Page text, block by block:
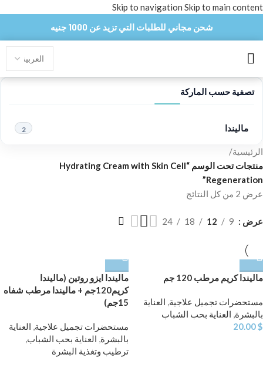
Skip to navigation Skip to main content
شحن مجاني للطلبات التي تزيد عن 1000 جنيه
تصفية حسب الماركة
ماليندا 2
الرئيسية/
منتجات تحت الوسم “Hydrating Cream with Skin Cell
Regeneration”
عرض ⁦2⁩ من كل النتائج
عرض 9
12
18
24
ماليندا كريم مرطب 120 جم
مستحضرات تجميل علاجية, العناية
بالبشرة, العناية بحب الشباب
20.00$
ماليندا ايزو روتين (ماليندا
كريم120جم + ماليندا مرطب شفاه
15جم)
مستحضرات تجميل علاجية, العناية
بالبشرة, العناية بحب الشباب,
ترطيب وتغذية البشرة